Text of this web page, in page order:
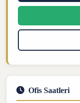
Ofis Saatleri